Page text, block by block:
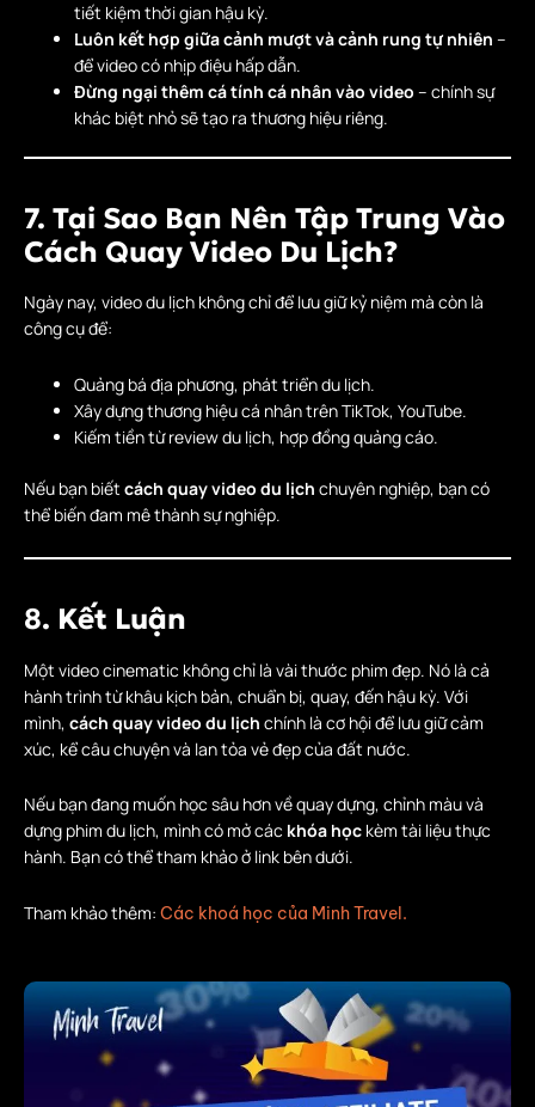
tiết kiệm thời gian hậu kỳ.
Luôn kết hợp giữa cảnh mượt và cảnh rung tự nhiên –
để video có nhịp điệu hấp dẫn.
Đừng ngại thêm cá tính cá nhân vào video – chính sự
khác biệt nhỏ sẽ tạo ra thương hiệu riêng.
7. Tại Sao Bạn Nên Tập Trung Vào
Cách Quay Video Du Lịch?
Ngày nay, video du lịch không chỉ để lưu giữ kỷ niệm mà còn là
công cụ để:
Quảng bá địa phương, phát triển du lịch.
Xây dựng thương hiệu cá nhân trên TikTok, YouTube.
Kiếm tiền từ review du lịch, hợp đồng quảng cáo.
Nếu bạn biết cách quay video du lịch chuyên nghiệp, bạn có
thể biến đam mê thành sự nghiệp.
8. Kết Luận
Một video cinematic không chỉ là vài thước phim đẹp. Nó là cả
hành trình từ khâu kịch bản, chuẩn bị, quay, đến hậu kỳ. Với
mình, cách quay video du lịch chính là cơ hội để lưu giữ cảm
xúc, kể câu chuyện và lan tỏa vẻ đẹp của đất nước.
Nếu bạn đang muốn học sâu hơn về quay dựng, chỉnh màu và
dựng phim du lịch, mình có mở các khóa học kèm tài liệu thực
hành. Bạn có thể tham khảo ở link bên dưới.
Tham khảo thêm: Các khoá học của Minh Travel.